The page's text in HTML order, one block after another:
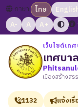
ภาษา: ไทย
A-
A A+
เว็บไซต์เท
เทศบ
เมืองสร้างส
1132 แจ้งเรื่